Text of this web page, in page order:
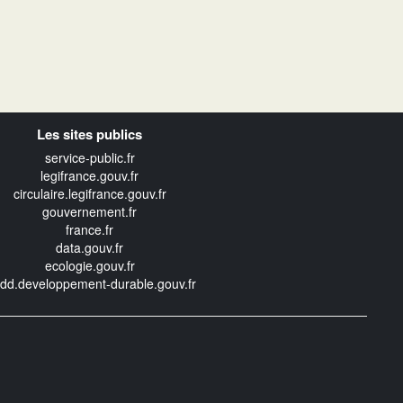
Les sites publics
service-public.fr
legifrance.gouv.fr
circulaire.legifrance.gouv.fr
gouvernement.fr
france.fr
data.gouv.fr
ecologie.gouv.fr
durable.gouv.fr